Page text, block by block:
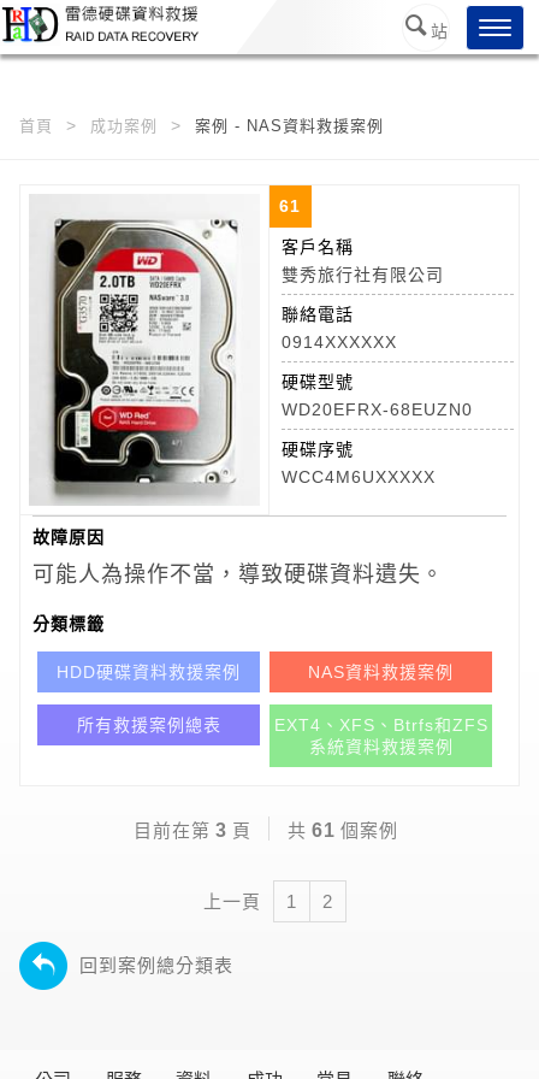
/**/
站
內搜
首頁 成功案例 案例 - NAS資料救援案例
61
客戶名稱
雙秀旅行社有限公司
聯絡電話
0914XXXXXX
硬碟型號
WD20EFRX-68EUZN0
硬碟序號
WCC4M6UXXXXX
故障原因
可能人為操作不當，導致硬碟資料遺失。
分類標籤
HDD硬碟資料救援案例 NAS資料救援案例
所有救援案例總表
EXT4、XFS、Btrfs和ZFS
系統資料救援案例
目前在第 3 頁 共 61 個案例
回到案例總分類表
上一頁 Previous
1 2